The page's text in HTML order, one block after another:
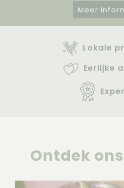
Meer
Lokale
Eerlijke
Ontdek